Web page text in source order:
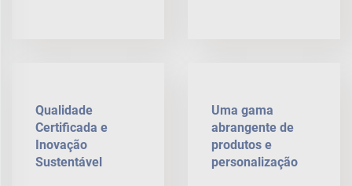
Qualidade
Certificada e
Inovação
Sustentável
Uma gama
abrangente de
produtos e
personalização